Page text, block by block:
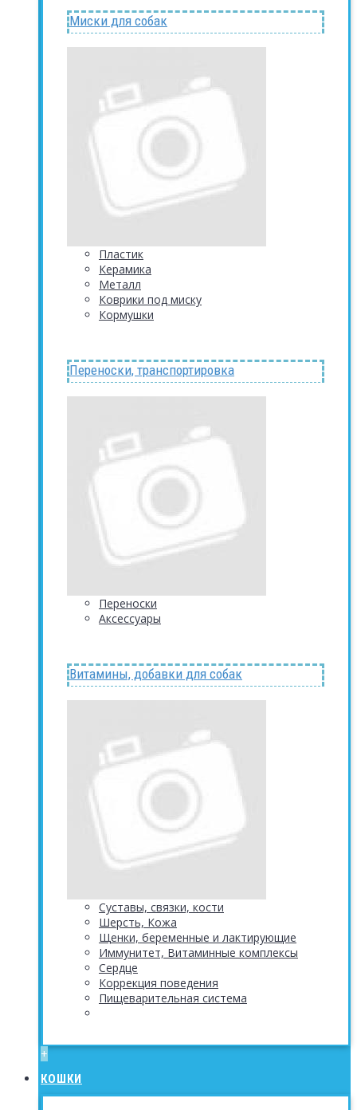
Миски для собак
Пластик
Керамика
Металл
Коврики под миску
Кормушки
Переноски, транспортировка
Переноски
Аксессуары
Витамины, добавки для собак
Суставы, связки, кости
Шерсть, Кожа
Щенки, беременные и лактирующие
Иммунитет, Витаминные комплексы
Сердце
Коррекция поведения
Пищеварительная система
+
КОШКИ